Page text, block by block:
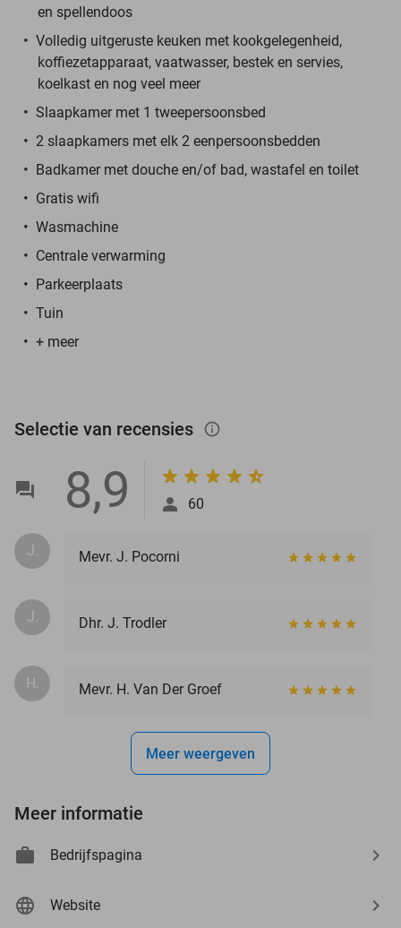
en spellendoos
Volledig uitgeruste keuken met kookgelegenheid,
koffiezetapparaat, vaatwasser, bestek en servies,
koelkast en nog veel meer
Slaapkamer met 1 tweepersoonsbed
2 slaapkamers met elk 2 eenpersoonsbedden
Badkamer met douche en/of bad, wastafel en toilet
Gratis wifi
Wasmachine
Centrale verwarming
Parkeerplaats
Tuin
+ meer
Selectie van recensies info_outlined
8,9 60
J. Mevr. J. Pocorni
J. Dhr. J. Trodler
H. Mevr. H. Van Der Groef
Meer weergeven
Meer informatie
Bedrijfspagina
Website